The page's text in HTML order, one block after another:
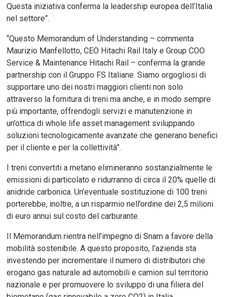
Questa iniziativa conferma la leadership europea dell’Italia
nel settore”.
“Questo Memorandum of Understanding – commenta
Maurizio Manfellotto, CEO Hitachi Rail Italy e Group COO
Service & Maintenance Hitachi Rail – conferma la grande
partnership con il Gruppo FS Italiane. Siamo orgogliosi di
supportare uno dei nostri maggiori clienti non solo
attraverso la fornitura di treni ma anche, e in modo sempre
più importante, offrendogli servizi e manutenzione in
un’ottica di whole life asset management sviluppando
soluzioni tecnologicamente avanzate che generano benefici
per il cliente e per la collettività”.
I treni convertiti a metano elimineranno sostanzialmente le
emissioni di particolato e ridurranno di circa il 20% quelle di
anidride carbonica. Un’eventuale sostituzione di 100 treni
porterebbe, inoltre, a un risparmio nell’ordine dei 2,5 milioni
di euro annui sul costo del carburante.
Il Memorandum rientra nell’impegno di Snam a favore della
mobilità sostenibile. A questo proposito, l’azienda sta
investendo per incrementare il numero di distributori che
erogano gas naturale ad automobili e camion sul territorio
nazionale e per promuovere lo sviluppo di una filiera del